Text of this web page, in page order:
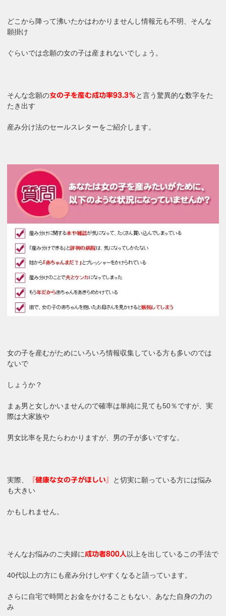
どこから降って沸いたかはわかりませんし情報元も不明、そんな
願掛け
ぐらいでは念願の女の子は産まれないでしょう。
そんな念願の女の子を産む成功率93.3％ と言う驚異的な数字をた
たき出す
産み分け法のセールスレターをご紹介します。
女の子を産むがためにいろいろ情報収集している方も多いのでは
ないで
しょうか？
まぁ男と女しかいませんので確率は単純に見ても50％ですが、実
際は大家族や
男女比率を見たらわかりますが、男の子が多いですな。
実際、 『健康な女の子がほしい』
と切実に願っている方には悩み
も大きい
かもしれません。
そんなお悩みのご夫婦に 成功者800人 以上を出しているこの手法で
40代以上の方にも産み分けしやすくなると語っています。
さらに自宅で時間とお金をかけることもない、あなた自身の力の
み